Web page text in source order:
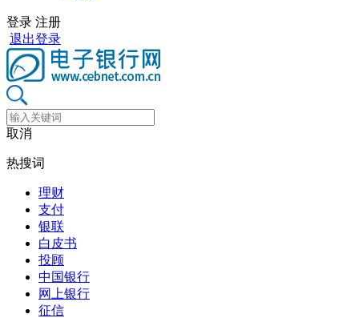
登录 注册
退出登录
取消
热搜词
理财
支付
银联
白皮书
投顾
中国银行
网上银行
征信